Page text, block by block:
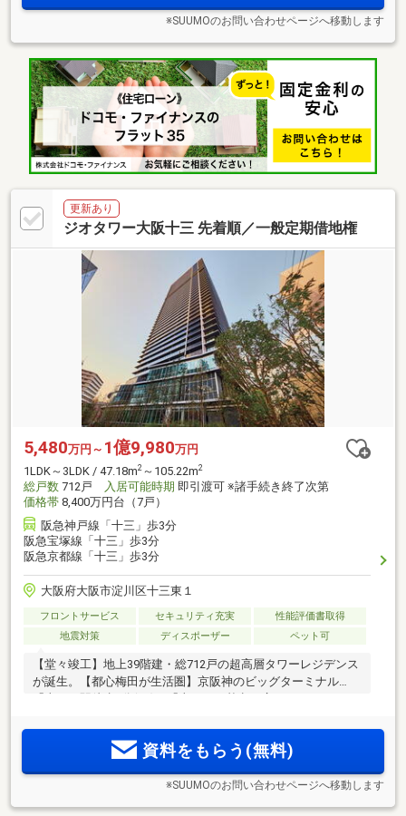
※SUUMOのお問い合わせページへ移動します
更新あり
ジオタワー大阪十三 先着順／一般定期借地権
5,480万円～ 1億9,980万円
1LDK～3LDK / 47.18m2 ～105.22m2
総戸数 712戸 入居可能時期 即引渡可 ※諸手続き終了次第
価格帯 8,400万円台（7戸）
阪急神戸線「十三」歩3分
阪急宝塚線「十三」歩3分
阪急京都線「十三」歩3分
大阪府大阪市淀川区十三東１
フロントサービス セキュリティ充実
性能評価書取得
地震対策
ディスポーザー ペット可
【堂々竣工】地上39階建・総712戸の超高層タワーレジデンス
が誕生。【都心梅田が生活圏】京阪神のビッグターミナル
可能／諸手続き完了次第】【棟内モデルルームオープン(※6)】
資料をもらう(無料)
※SUUMOのお問い合わせページへ移動します